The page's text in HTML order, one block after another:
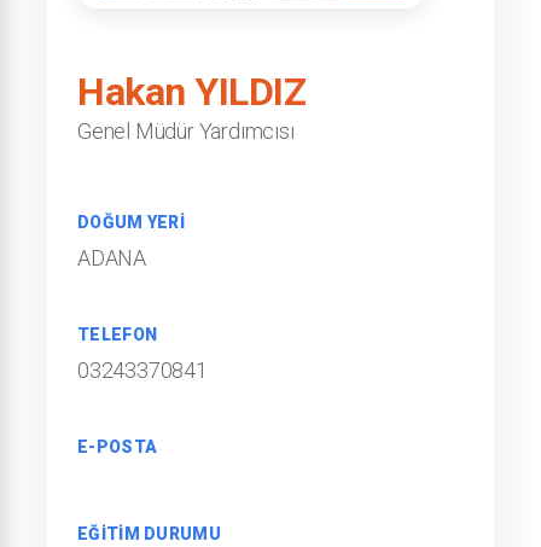
Hakan YILDIZ
Genel Müdür Yardımcısı
DOĞUM YERİ
ADANA
TELEFON
03243370841
E-POSTA
EĞİTİM DURUMU